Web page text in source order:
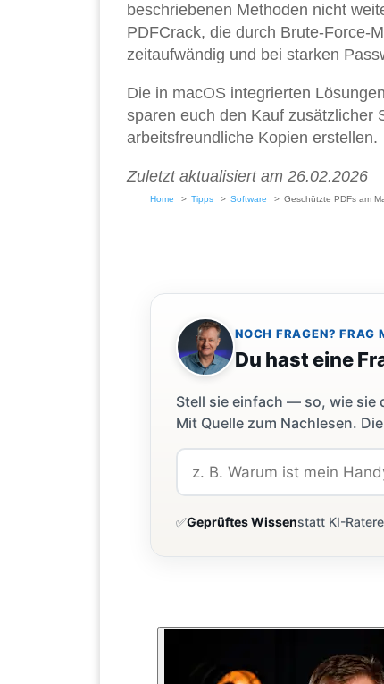
beschriebenen Methoden nicht
PDFCrack, die durch Brute-Force-
zeitaufwändig und bei starken
Die in macOS integrierten
sparen euch den Kauf zusätzlicher
arbeitsfreundliche Kopien erstellen.
Zuletzt aktualisiert am 26.02.2026
Home Tipps Software Geschützte PDFs am
NOCH FRAGEN? FRAG
Du hast eine
Stell sie einfach — so, wie sie
Mit Quelle zum Nachlesen.
✅Geprüftes Wissenstatt KI-